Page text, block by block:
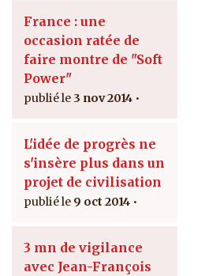
France : une
occasion ratée de
faire montre de "Soft
Power"
3 nov 2014
L'idée de progrès ne
s'insère plus dans un
projet de civilisation
9 oct 2014
3 mn de vigilance
avec Jean-François